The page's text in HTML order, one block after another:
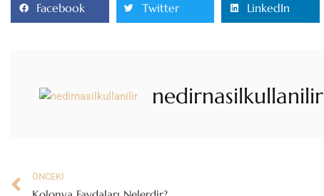
Facebook Twitter LinkedIn
nedirnasilkullanilir
ÖNCEKI